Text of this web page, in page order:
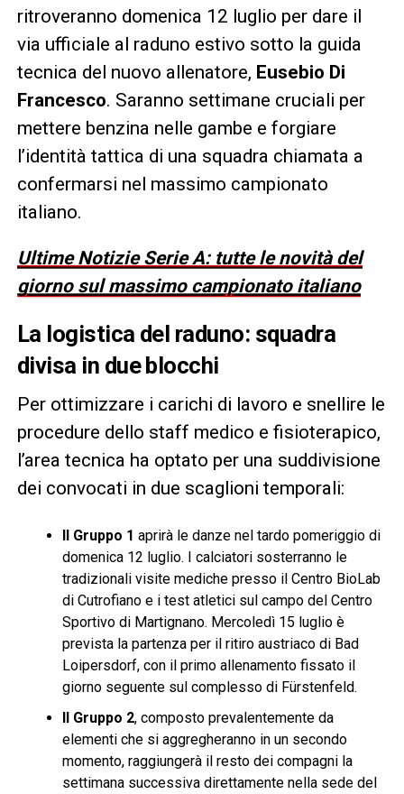
ritroveranno domenica 12 luglio per dare il
via ufficiale al raduno estivo sotto la guida
tecnica del nuovo allenatore, Eusebio Di
Francesco. Saranno settimane cruciali per
mettere benzina nelle gambe e forgiare
l’identità tattica di una squadra chiamata a
confermarsi nel massimo campionato
italiano.
Ultime Notizie Serie A: tutte le novità del
giorno sul massimo campionato italiano
La logistica del raduno: squadra
divisa in due blocchi
Per ottimizzare i carichi di lavoro e snellire le
procedure dello staff medico e fisioterapico,
l’area tecnica ha optato per una suddivisione
dei convocati in due scaglioni temporali:
Il Gruppo 1 aprirà le danze nel tardo pomeriggio di
domenica 12 luglio. I calciatori sosterranno le
tradizionali visite mediche presso il Centro BioLab
di Cutrofiano e i test atletici sul campo del Centro
Sportivo di Martignano. Mercoledì 15 luglio è
prevista la partenza per il ritiro austriaco di Bad
Loipersdorf, con il primo allenamento fissato il
giorno seguente sul complesso di Fürstenfeld.
Il Gruppo 2, composto prevalentemente da
elementi che si aggregheranno in un secondo
momento, raggiungerà il resto dei compagni la
settimana successiva direttamente nella sede del